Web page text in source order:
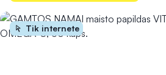
Tik internete